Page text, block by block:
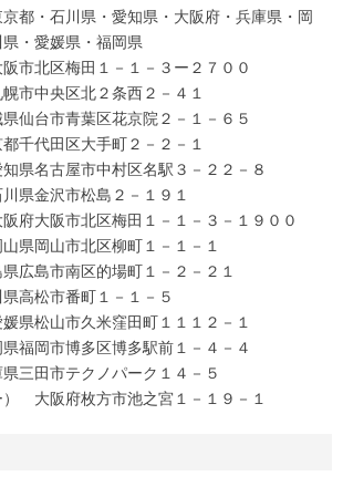
都・石川県・愛知県・大阪府・兵庫県・岡
・愛媛県・福岡県
市北区梅田１－１－３ー２７００
市中央区北２条西２－４１
仙台市青葉区花京院２－１－６５
千代田区大手町２－２－１
県名古屋市中村区名駅３－２２－８
県金沢市松島２－１９１
府大阪市北区梅田１－１－３－１９００
県岡山市北区柳町１－１－１
広島市南区的場町１－２－２１
高松市番町１－１－５
県松山市久米窪田町１１１２－１
福岡市博多区博多駅前１－４－４
三田市テクノパーク１４－５
） 大阪府枚方市池之宮１－１９－１